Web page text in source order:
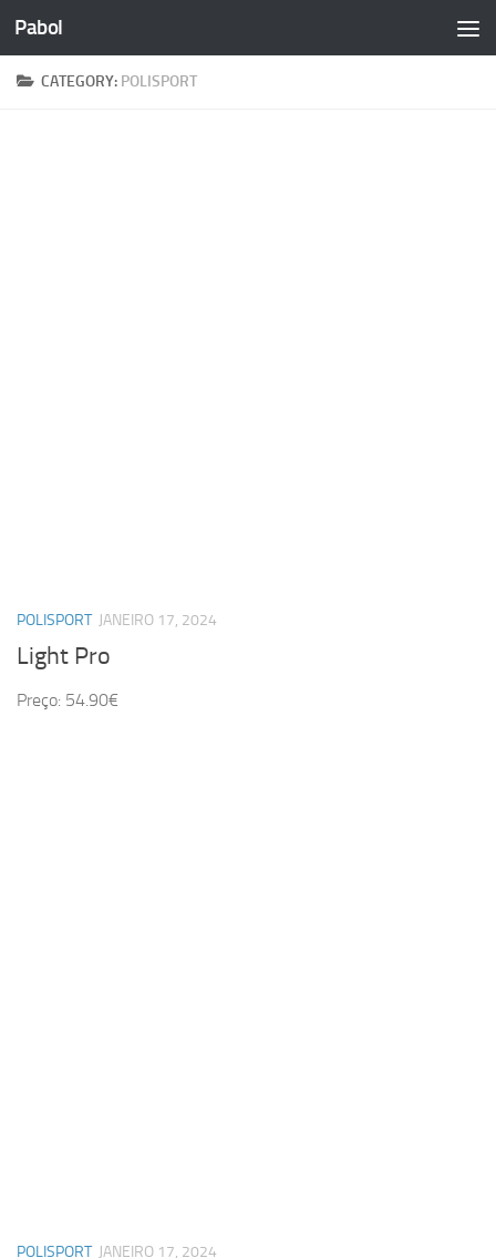
Skip to content
Pabol
CATEGORY: POLISPORT
POLISPORT JANEIRO 17, 2024
Light Pro
Preço: 54.90€
POLISPORT JANEIRO 17, 2024